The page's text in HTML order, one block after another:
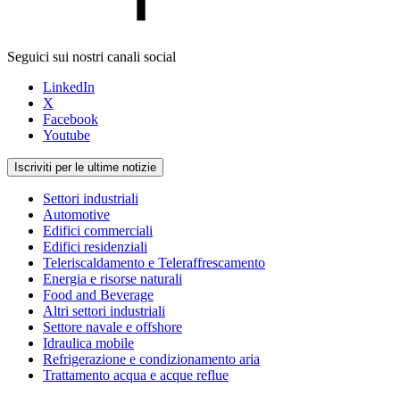
Seguici sui nostri canali social
LinkedIn
X
Facebook
Youtube
Iscriviti per le ultime notizie
Settori industriali
Automotive
Edifici commerciali
Edifici residenziali
Teleriscaldamento e Teleraffrescamento
Energia e risorse naturali
Food and Beverage
Altri settori industriali
Settore navale e offshore
Idraulica mobile
Refrigerazione e condizionamento aria
Trattamento acqua e acque reflue